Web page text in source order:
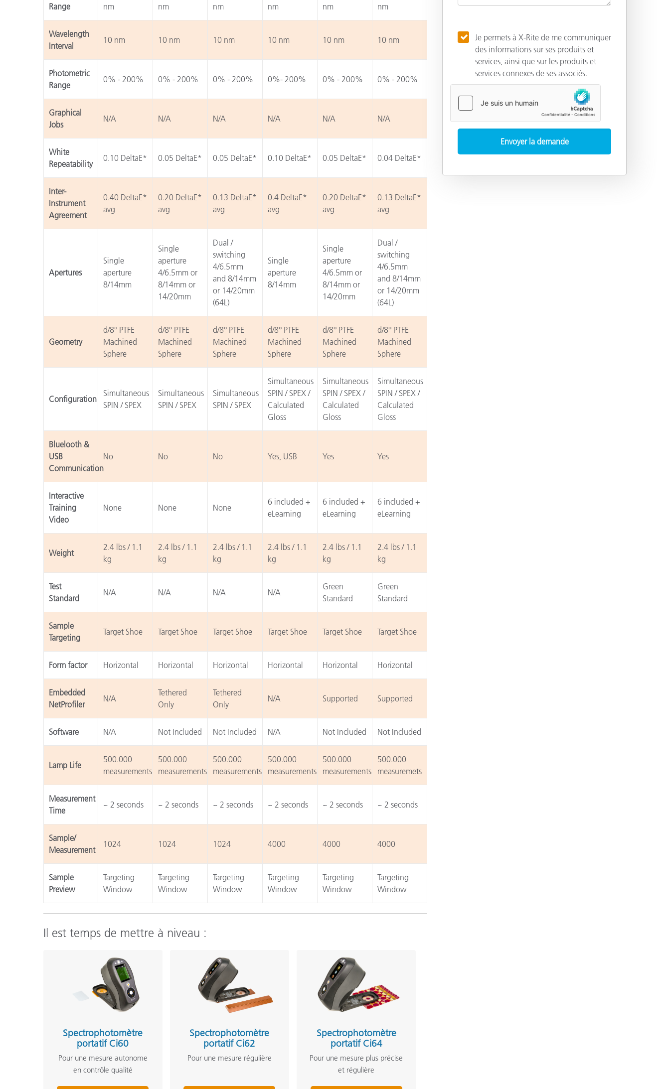
Range
nm
nm
nm
nm
nm
nm
Wavelength
Interval
10 nm 10 nm 10 nm 10 nm 10 nm 10 nm
Photometric
Range
0% - 200% 0% - 200% 0% - 200% 0%- 200% 0% - 200% 0% - 200%
Graphical
Jobs
N/A N/A N/A N/A N/A N/A
White
Repeatability
0.10 DeltaE* 0.05 DeltaE* 0.05 DeltaE* 0.10 DeltaE* 0.05 DeltaE* 0.04 DeltaE*
Inter-
Instrument
Agreement
0.40 DeltaE*
avg
0.20 DeltaE*
avg
0.13 DeltaE*
avg
0.4 DeltaE*
avg
0.20 DeltaE*
avg
0.13 DeltaE*
avg
Apertures
Single
aperture
8/14mm
Single
aperture
4/6.5mm or
8/14mm or
14/20mm
Dual /
switching
4/6.5mm
and 8/14mm
or 14/20mm
(64L)
Single
aperture
8/14mm
Single
aperture
4/6.5mm or
8/14mm or
14/20mm
Dual /
switching
4/6.5mm
and 8/14mm
or 14/20mm
(64L)
Geometry
d/8° PTFE
Machined
Sphere
d/8° PTFE
Machined
Sphere
d/8° PTFE
Machined
Sphere
d/8° PTFE
Machined
Sphere
d/8° PTFE
Machined
Sphere
d/8° PTFE
Machined
Sphere
Configuration
Simultaneous
SPIN / SPEX
Simultaneous
SPIN / SPEX
Simultaneous
SPIN / SPEX
Simultaneous
SPIN / SPEX /
Calculated
Gloss
Simultaneous
SPIN / SPEX /
Calculated
Gloss
Simultaneous
SPIN / SPEX /
Calculated
Gloss
Bluelooth &
USB
Communication
No No No Yes, USB Yes Yes
Interactive
Training
Video
None None None
6 included +
eLearning
6 included +
eLearning
6 included +
eLearning
Weight
2.4 lbs / 1.1
kg
2.4 lbs / 1.1
kg
2.4 lbs / 1.1
kg
2.4 lbs / 1.1
kg
2.4 lbs / 1.1
kg
2.4 lbs / 1.1
kg
Test
Standard
N/A N/A N/A N/A
Green
Standard
Green
Standard
Sample
Targeting
Target Shoe Target Shoe Target Shoe Target Shoe Target Shoe Target Shoe
Form factor Horizontal Horizontal Horizontal Horizontal Horizontal Horizontal
Embedded
NetProfiler
N/A
Tethered
Only
Tethered
Only
N/A Supported Supported
Software N/A Not Included Not Included N/A Not Included Not Included
Lamp Life
500.000
measurements
500.000
measurements
500.000
measurements
500.000
measurements
500.000
measurements
500.000
measuremets
Measurement
Time
~ 2 seconds ~ 2 seconds ~ 2 seconds ~ 2 seconds ~ 2 seconds ~ 2 seconds
Sample/
Measurement
1024 1024 1024 4000 4000 4000
Sample
Preview
Targeting
Window
Targeting
Window
Targeting
Window
Targeting
Window
Targeting
Window
Targeting
Window
Il est temps de mettre à niveau :
Spectrophotomètre
portatif Ci60
Pour une mesure autonome
en contrôle qualité
Spectrophotomètre
portatif Ci62
Pour une mesure régulière
Spectrophotomètre
portatif Ci64
Pour une mesure plus précise
et régulière
Je permets à X-Rite de me communiquer
des informations sur ses produits et
services, ainsi que sur les produits et
services connexes de ses associés.